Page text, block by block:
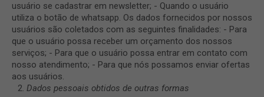
usuário se cadastrar em newsletter; - Quando o usuário
utiliza o botão de whatsapp. Os dados fornecidos por nossos
usuários são coletados com as seguintes finalidades: - Para
que o usuário possa receber um orçamento dos nossos
serviços; - Para que o usuário possa entrar em contato com
nosso atendimento; - Para que nós possamos enviar ofertas
aos usuários.
Dados pessoais obtidos de outras formas